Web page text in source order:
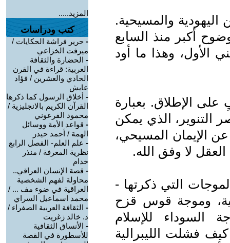
والمسيحية.
أكبر منذ السابع
الأول، وهذا ما أود
على الإطلاق. بعبارة
الذي يمكن
الإيمان المسيحي،
لا وفق الله.
التي ذكرتها -
وموجة قوس قزح
السوداء للإسلام
فشلت الليبرالية
المزيد.....
كتب ودراسات
- حرير فراشة الحكايات /
ميرفت الخزاعي
- الحضارة والثقافة
العربية: قراءة في القرن
الحادي والعشرين / فؤاد
عايش
- أخلاق الرسول كما ذكرها
القرآن الكريم بالانجليزية /
محمود الفرعوني
- قواعد الأمة ووسائل
الهمة / أحمد حيدر
- علم العلم- الفصل الرابع
نظرية المعرفة / منذر
خدام
- قصة الإنسان العراقي..
محاولة لفهم الشخصية
العراقية في ضوء مف ... /
محمد اسماعيل السراي
- الثقافة العربية الصفراء /
د. خالد زغريت
- الأنساق الثقافية
للأسطورة في القصة